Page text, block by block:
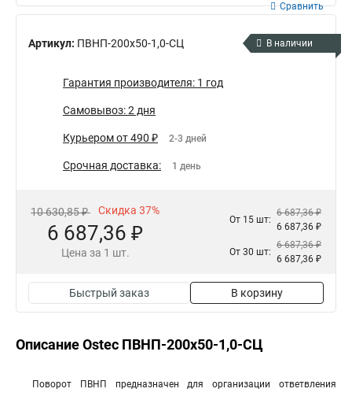
Артикул: ПВНП-200х50-1,0-СЦ
Сравнить
В наличии
Гарантия производителя: 1 год
Самовывоз: 2 дня
Курьером от 490 ₽ 2-3 дней
Срочная доставка: 1 день
10 630,85 ₽ Скидка 37%
6 687,36 ₽
Цена за 1 шт.
От 15 шт:
6 687,36 ₽
6 687,36 ₽
От 30 шт:
6 687,36 ₽
6 687,36 ₽
Быстрый заказ В корзину
Описание Ostec ПВНП-200х50-1,0-СЦ
Поворот ПВНП предназначен для организации ответвления